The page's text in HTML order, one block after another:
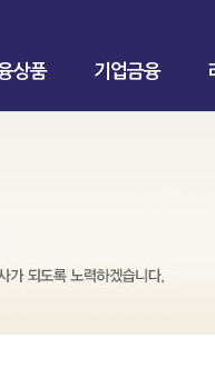
상품 기업금융